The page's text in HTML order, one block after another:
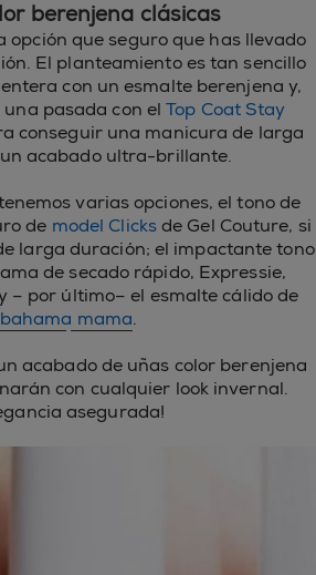
berenjena clásicas
opción que seguro que has llevado
El planteamiento es tan sencillo
con un esmalte berenjena y,
una pasada con elTop Coat Stay
conseguir una manicura de larga
acabado ultra-brillante.
varias opciones, el tono de
de model Clicksde Gel Couture, si
larga duración; el impactante tono
de secado rápido, Expressie,
– por último– el esmalte cálido de
bahama mama.
acabado de uñas color berenjena
con cualquier look invernal.
asegurada!